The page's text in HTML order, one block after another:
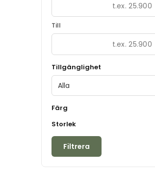
Till
Tillgänglighet
Alla
Färg
Storlek
Filtrera